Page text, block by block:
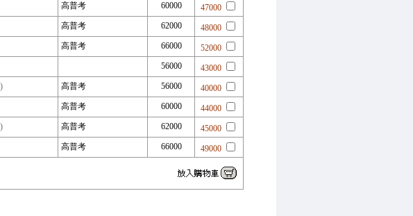
高普考 60000
47000
高普考 62000
48000
高普考 66000
52000
56000
43000
高普考 56000
40000
高普考 60000
44000
高普考 62000
45000
高普考 66000 49000